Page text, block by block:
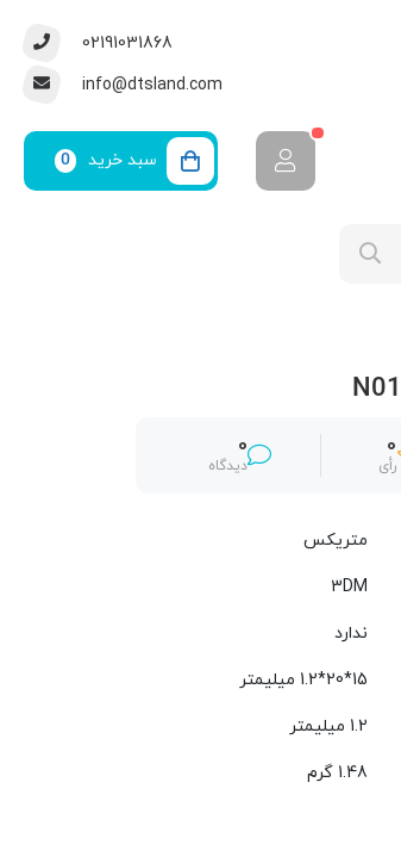
02191031868
info@dtsland.com
سبد خرید 0
0
رأی
0
دیدگاه
متریکس
3DM
ندارد
15*20*1.2 میلیمتر
1.2 میلیمتر
1.48 گرم